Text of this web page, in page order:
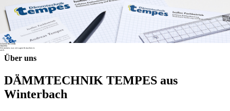
DÄMMTECHNIK
TEMPES
Wir meinen, was wir sagen & machen es
auch.
Über uns
DÄMMTECHNIK TEMPES aus
Winterbach